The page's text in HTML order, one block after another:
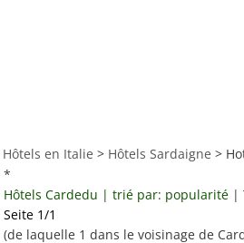
Hôtels en Italie > Hôtels Sardaigne >
*
Hôtels Cardedu | trié par: popularité |
Seite 1/1
(de laquelle 1 dans le voisinage de